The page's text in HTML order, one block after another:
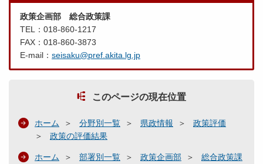
政策企画部 総合政策課
TEL：018-860-1217
FAX：018-860-3873
E-mail： seisaku@pref.akita.lg.jp
このページの現在位置
ホーム 分野別一覧 県政情報
政策評価
政策の評価結果
ホーム 部署別一覧 政策企画部
総合政策課